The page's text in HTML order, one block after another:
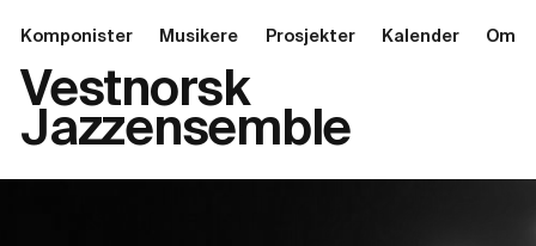
Komponister Musikere Prosjekter Kalender Om
Vestnorsk
Jazzensemble